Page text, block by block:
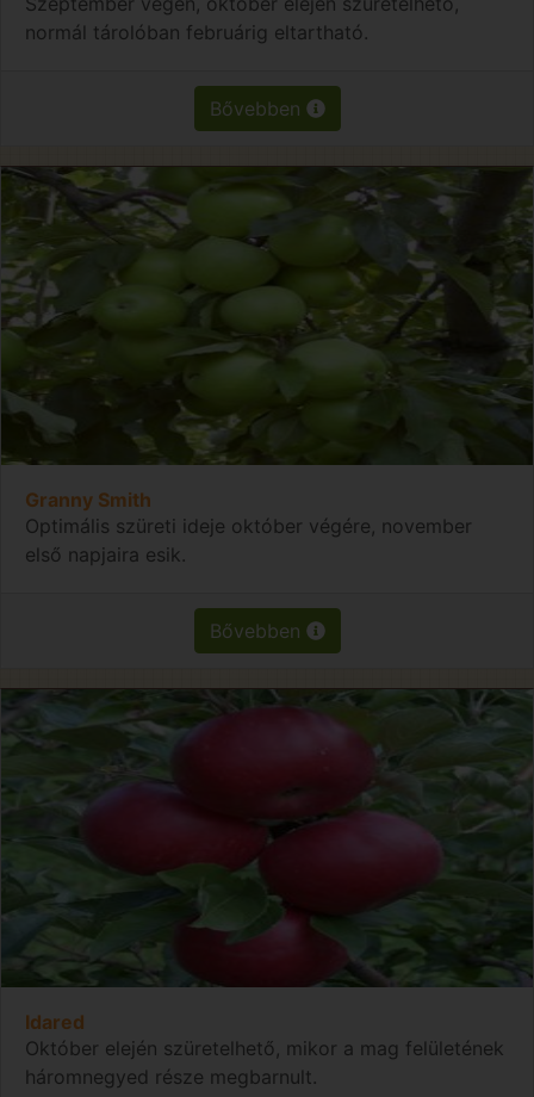
normál tárolóban februárig eltartható.
Bővebben
Granny Smith
Optimális szüreti ideje október végére, november
első napjaira esik.
Bővebben
Idared
Október elején szüretelhető, mikor a mag felületének
háromnegyed része megbarnult.